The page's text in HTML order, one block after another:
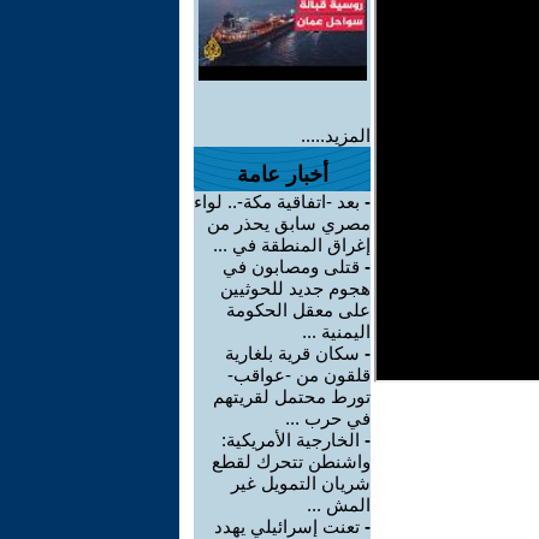
المزيد.....
أخبار عامة
- بعد -اتفاقية مكة-.. لواء
مصري سابق يحذر من
إغراق المنطقة في ...
- قتلى ومصابون في
هجوم جديد للحوثيين
على معقل الحكومة
اليمنية ...
- سكان قرية بلغارية
قلقون من -عواقب-
تورط محتمل لقريتهم
في حرب ...
- الخارجية الأمريكية:
واشنطن تتحرك لقطع
شريان التمويل غير
المش ...
- تعنت إسرائيلي يهدد